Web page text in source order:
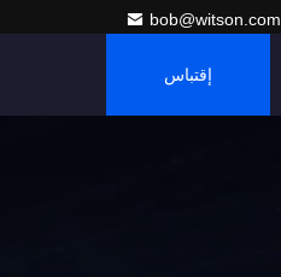
bob@witson.com
إقتباس